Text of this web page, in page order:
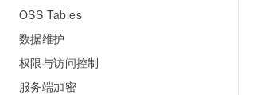
OSS Tables
数据维护
权限与访问控制
服务端加密
专有云